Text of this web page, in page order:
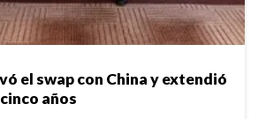
el swap con China y extendió
años